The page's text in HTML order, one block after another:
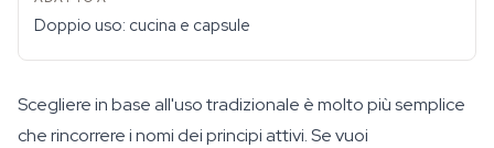
Doppio uso: cucina e capsule
Scegliere in base all'uso tradizionale è molto più semplice
che rincorrere i nomi dei principi attivi. Se vuoi